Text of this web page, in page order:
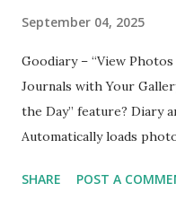
September 04, 2025
Goodiary – “View
Journals with Your
the Day” feature? Diary
Automatically loads
Perfect for travel
SHARE POST A